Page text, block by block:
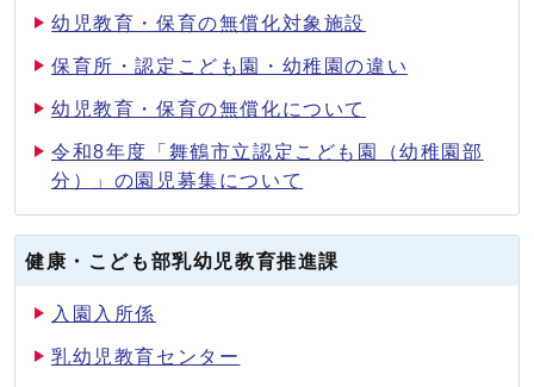
幼児教育・保育の無償化対象施設
保育所・認定こども園・幼稚園の違い
幼児教育・保育の無償化について
令和8年度「舞鶴市立認定こども園（幼稚園部
分）」の園児募集について
健康・こども部乳幼児教育推進課
入園入所係
乳幼児教育センター